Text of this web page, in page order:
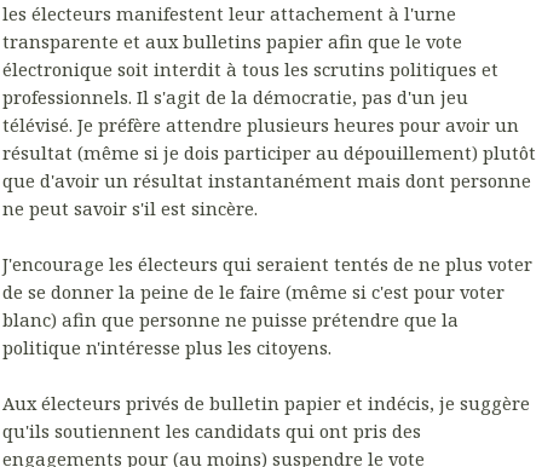
les électeurs manifestent leur attachement à l'urne
transparente et aux bulletins papier afin que le vote
électronique soit interdit à tous les scrutins politiques et
professionnels. Il s'agit de la démocratie, pas d'un jeu
télévisé. Je préfère attendre plusieurs heures pour avoir un
résultat (même si je dois participer au dépouillement) plutôt
que d'avoir un résultat instantanément mais dont personne
ne peut savoir s'il est sincère.
J'encourage les électeurs qui seraient tentés de ne plus voter
de se donner la peine de le faire (même si c'est pour voter
blanc) afin que personne ne puisse prétendre que la
politique n'intéresse plus les citoyens.
Aux électeurs privés de bulletin papier et indécis, je suggère
qu'ils soutiennent les candidats qui ont pris des
engagements pour (au moins) suspendre le vote